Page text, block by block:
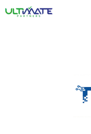
Skip